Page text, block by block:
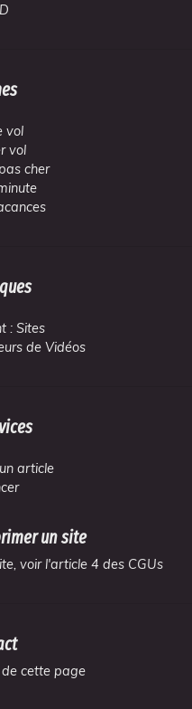
vol
vol
cher
: Sites
de Vidéos
article
un site
voir l'article 4 des CGUs
cette page